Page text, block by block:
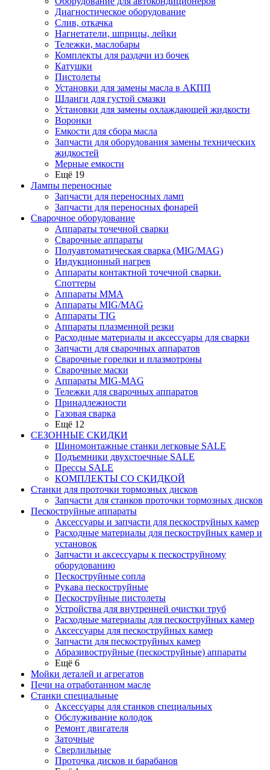
Диагностическое оборудование
Слив, откачка
Нагнетатели, шприцы, лейки
Тележки, маслобары
Комплекты для раздачи из бочек
Катушки
Пистолеты
Установки для замены масла в АКПП
Шланги для густой смазки
Установки для замены охлаждающей жидкости
Воронки
Емкости для сбора масла
Запчасти для оборудования замены технических
жидкостей
Мерные емкости
Ещё 19
Лампы переносные
Запчасти для переносных ламп
Запчасти для переносных фонарей
Сварочное оборудование
Аппараты точечной сварки
Сварочные аппараты
Полуавтоматическая сварка (MIG/MAG)
Индукционный нагрев
Аппараты контактной точечной сварки.
Споттеры
Аппараты MMA
Аппараты MIG/MAG
Аппараты TIG
Аппараты плазменной резки
Расходные материалы и аксессуары для сварки
Запчасти для сварочных аппаратов
Сварочные горелки и плазмотроны
Сварочные маски
Аппараты MIG-MAG
Тележки для сварочных аппаратов
Принадлежности
Газовая сварка
Ещё 12
СЕЗОННЫЕ СКИДКИ
Шиномонтажные станки легковые SALE
Подъемники двухстоечные SALE
Прессы SALE
КОМПЛЕКТЫ СО СКИДКОЙ
Станки для проточки тормозных дисков
Запчасти для станков проточки тормозных дисков
Пескоструйные аппараты
Аксессуары и запчасти для пескоструйных камер
Расходные материалы для пескоструйных камер и
установок
Запчасти и аксессуары к пескоструйному
оборудованию
Пескоструйные сопла
Рукава пескоструйные
Пескоструйные пистолеты
Устройства для внутренней очистки труб
Расходные материалы для пескоструйных камер
Аксессуары для пескоструйных камер
Запчасти для пескоструйных камер
Абразивоструйные (пескоструйные) аппараты
Ещё 6
Мойки деталей и агрегатов
Печи на отработанном масле
Станки специальные
Аксессуары для станков специальных
Обслуживание колодок
Ремонт двигателя
Заточные
Сверлильные
Проточка дисков и барабанов